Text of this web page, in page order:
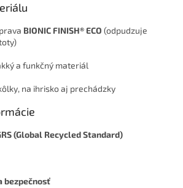
BIONIC FINISH® ECO (odpudzuje
a funkčný materiál
na ihrisko aj prechádzky
(Global Recycled Standard)
bezpečnosť